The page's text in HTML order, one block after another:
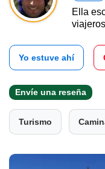
Ella
viajeros
Yo estuve ahí
Envíe una reseña
Turismo